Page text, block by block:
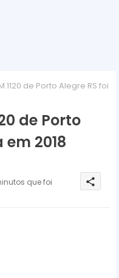
1120 de Porto Alegre RS foi
de Porto
2018
que foi
share